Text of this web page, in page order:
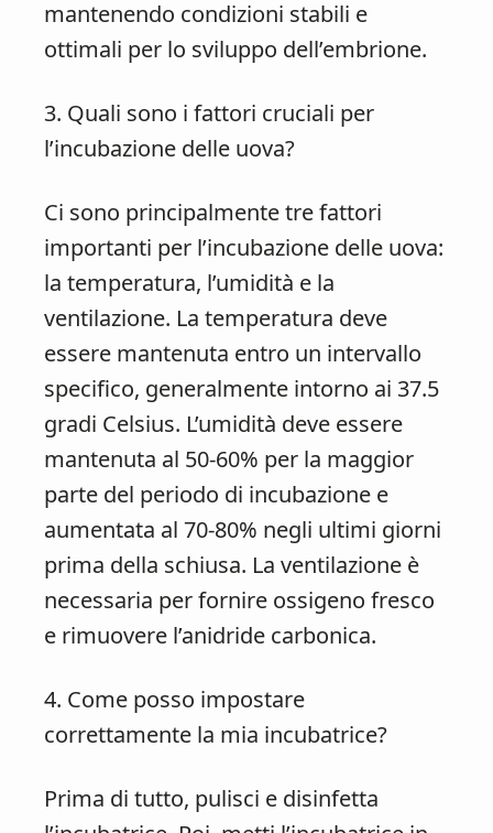
mantenendo condizioni stabili e
ottimali per lo sviluppo dell’embrione.
3. Quali sono i fattori cruciali per
l’incubazione delle uova?
Ci sono principalmente tre fattori
importanti per l’incubazione delle uova:
la temperatura, l’umidità e la
ventilazione. La temperatura deve
essere mantenuta entro un intervallo
specifico, generalmente intorno ai 37.5
gradi Celsius. L’umidità deve essere
mantenuta al 50-60% per la maggior
parte del periodo di incubazione e
aumentata al 70-80% negli ultimi giorni
prima della schiusa. La ventilazione è
necessaria per fornire ossigeno fresco
e rimuovere l’anidride carbonica.
4. Come posso impostare
correttamente la mia incubatrice?
Prima di tutto, pulisci e disinfetta